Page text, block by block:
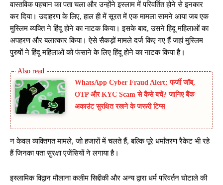
वास्तविक पहचान का पता चला और उन्होंने इस्लाम में परिवर्तित होने से इनकार
कर दिया। उदाहरण के लिए, हाल ही में सूरत में एक मामला सामने आया जब एक
मुस्लिम व्यक्ति ने हिंदू होने का नाटक किया। इसके बाद, उसने हिंदू महिलाओं का
अपहरण और बलात्कार किया। ऐसे सैकड़ों मामले दर्ज किए गए हैं जहां मुस्लिम
पुरुषों ने हिंदू महिलाओं को फंसाने के लिए हिंदू होने का नाटक किया है।
WhatsApp Cyber Fraud Alert: फर्जी जॉब,
OTP और KYC Scam से कैसे बचें? जानिए बैंक
अकाउंट सुरक्षित रखने के जरूरी टिप्स
न केवल व्यक्तिगत मामले, जो हजारों में चलते हैं, बल्कि पूरे धर्मांतरण रैकेट भी रहे
हैं जिनका पता सुरक्षा एजेंसियों ने लगाया है।
इस्लामिक विद्वान मौलाना कलीम सिद्दीकी और अन्य द्वारा धर्म परिवर्तन घोटाले की